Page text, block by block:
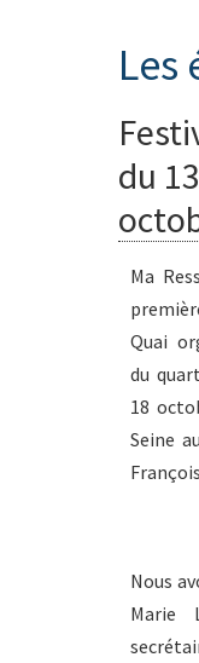
Les
du
Ma
Quai
du
18
Seine
Nous
Marie